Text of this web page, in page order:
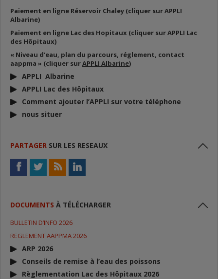
Paiement en ligne Réservoir Chaley (cliquer sur APPLI
Albarine)
Paiement en ligne Lac des Hopitaux (cliquer sur APPLI Lac
des Hôpitaux)
« Niveau d’eau, plan du parcours, réglement, contact
aappma » (cliquer surAPPLI Albarine)
APPLI Albarine
APPLI Lac des Hôpitaux
Comment ajouter l’APPLI sur votre téléphone
nous situer
PARTAGER SUR LES RESEAUX
DOCUMENTS À TÉLÉCHARGER
BULLETIN D’INFO 2026
REGLEMENT AAPPMA 2026
ARP 2026
Conseils de remise à l’eau des poissons
Règlementation Lac des Hôpitaux 2026